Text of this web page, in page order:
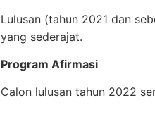
Lulusan (tahun 2021 dan
yang sederajat.
Program Afirmasi
Calon lulusan tahun 2022